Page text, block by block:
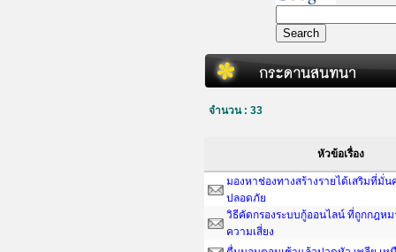
จำนวน : 33
หัวข้อเรื่อง
มองหาช่องทางสร้างรายได้เสริมที่มั่น
ปลอดภัย
วิธีคัดกรองระบบกู้ออนไลน์ ที่ถูกกฎหม
ความเสี่ยง